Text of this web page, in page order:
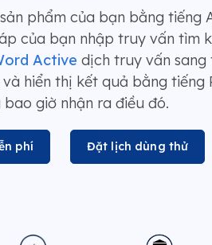
phẩm của bạn bằng tiếng
của bạn nhập truy vấn tìm
Active dịch truy vấn sang
hiển thị kết quả bằng tiếng
bao giờ nhận ra điều đó.
phí Đặt lịch dùng thử